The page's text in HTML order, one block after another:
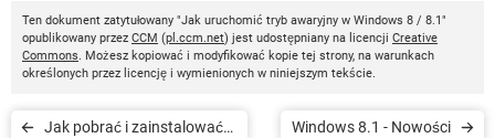
Ten dokument zatytułowany "Jak uruchomić tryb awaryjny w Windows 8 / 8.1"
opublikowany przez CCM (pl.ccm.net) jest udostępniany na licencji Creative
Commons. Możesz kopiować i modyfikować kopie tej strony, na warunkach
określonych przez licencję i wymienionych w niniejszym tekście.
Jak pobrać i zainstalować
Windows 8.1 - Nowości